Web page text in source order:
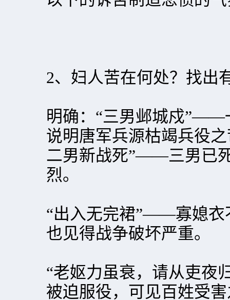
2、妇人苦在何处？找出
明确：“三男邺城戍”——
说明唐军兵源枯竭兵役
二男新战死”——三男已
烈。
“出入无完裙”——寡媳衣
也见得战争破坏严重。
“老妪力虽衰，请从吏
被迫服役，可见百姓受